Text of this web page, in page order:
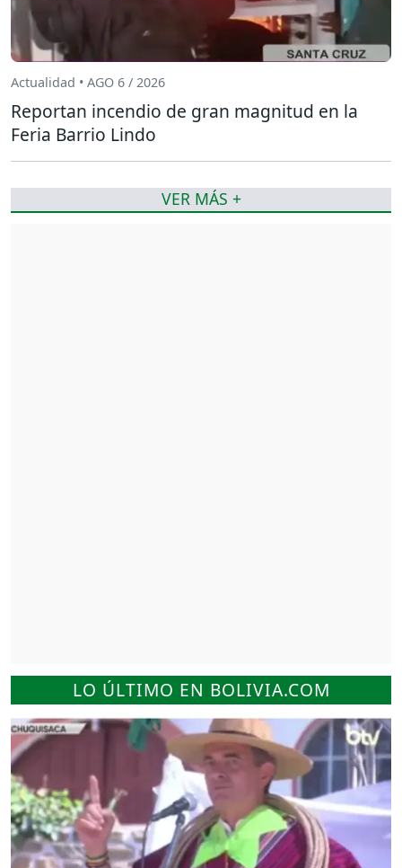
LO ÚLTIMO EN BOLIVIA.COM
Actualidad • AGO 6 / 2026
Reportan incendio de gran magnitud en la
Feria Barrio Lindo
VER MÁS +